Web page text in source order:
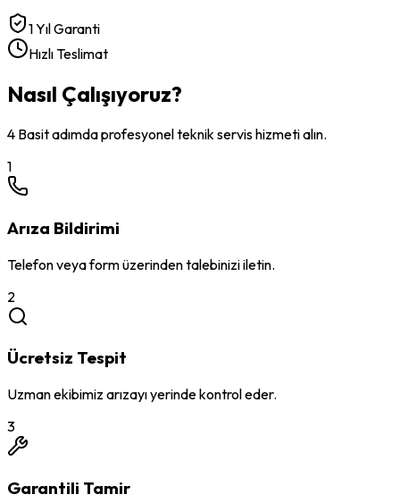
1 Yıl Garanti
Hızlı Teslimat
Nasıl Çalışıyoruz?
4 Basit adımda profesyonel teknik servis hizmeti alın.
1
Arıza Bildirimi
Telefon veya form üzerinden talebinizi iletin.
2
Ücretsiz Tespit
Uzman ekibimiz arızayı yerinde kontrol eder.
3
Garantili Tamir